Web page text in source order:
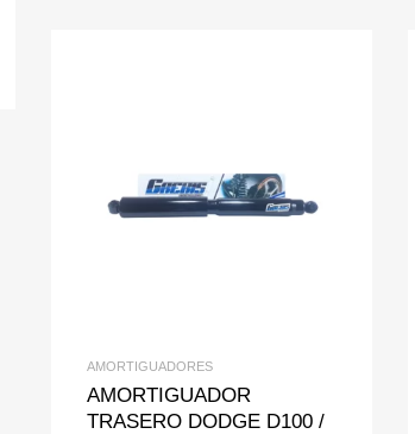
Add to Wishlist
Add to Compare
AMORTIGUADORES
AMORTIGUADOR
TRASERO DODGE D100 /